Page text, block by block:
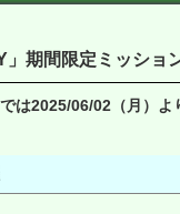
」期間限定ミッショ
は2025/06/02（月）